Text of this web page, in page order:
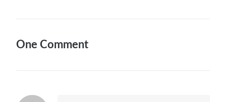
One Comment